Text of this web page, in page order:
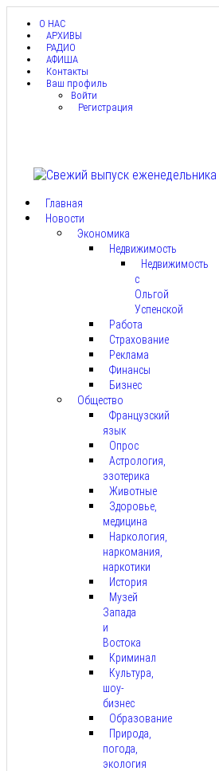
О НАС
АРХИВЫ
РАДИО
АФИША
Контакты
Ваш профиль
Войти
Регистрация
Главная
Новости
Экономика
Недвижимость
Недвижимость
с
Ольгой
Успенской
Работа
Страхование
Реклама
Финансы
Бизнес
Общество
Французский
язык
Опрос
Астрология,
эзотерика
Животные
Здоровье,
медицина
Наркология,
наркомания,
наркотики
История
Музей
Запада
и
Востока
Криминал
Культура,
шоу-
бизнес
Образование
Природа,
погода,
экология